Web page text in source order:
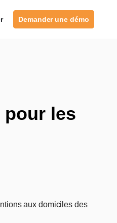
Demander une démo
pour les
aux domiciles des